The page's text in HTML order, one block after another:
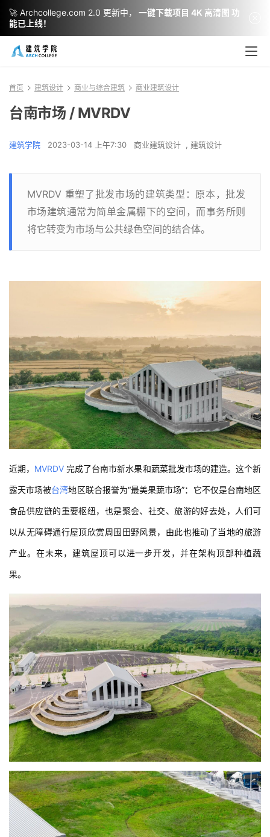
首页 建筑设计 商业与综合建筑 商业建筑设计
台南市场 / MVRDV
建筑学院 2023-03-14 上午7:30 商业建筑设计 , 建筑设计
MVRDV 重塑了批发市场的建筑类型：原本，批发
市场建筑通常为简单金属棚下的空间，而事务所则
将它转变为市场与公共绿色空间的结合体。
近期， MVRDV 完成了台南市新水果和蔬菜批发市场的建造。这个新
露天市场被台湾地区联合报誉为“最美果蔬市场”：它不仅是台南地区
食品供应链的重要枢纽，也是聚会、社交、旅游的好去处，人们可
以从无障碍通行屋顶欣赏周围田野风景，由此也推动了当地的旅游
产业。在未来，建筑屋顶可以进一步开发，并在架构顶部种植蔬
果。
🚀 Archcollege.com 2.0 更新中，
一键下载项目 4K 高清图 功
能已上线！